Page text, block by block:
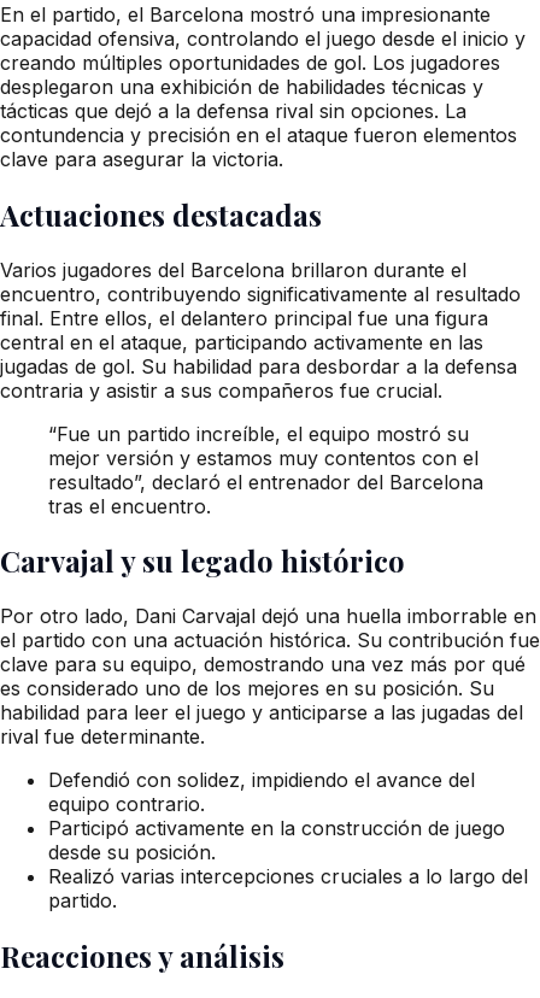
En el partido, el Barcelona mostró una impresionante
capacidad ofensiva, controlando el juego desde el inicio y
creando múltiples oportunidades de gol. Los jugadores
desplegaron una exhibición de habilidades técnicas y
tácticas que dejó a la defensa rival sin opciones. La
contundencia y precisión en el ataque fueron elementos
clave para asegurar la victoria.
Actuaciones destacadas
Varios jugadores del Barcelona brillaron durante el
encuentro, contribuyendo significativamente al resultado
final. Entre ellos, el delantero principal fue una figura
central en el ataque, participando activamente en las
jugadas de gol. Su habilidad para desbordar a la defensa
contraria y asistir a sus compañeros fue crucial.
“Fue un partido increíble, el equipo mostró su
mejor versión y estamos muy contentos con el
resultado”, declaró el entrenador del Barcelona
tras el encuentro.
Carvajal y su legado histórico
Por otro lado, Dani Carvajal dejó una huella imborrable en
el partido con una actuación histórica. Su contribución fue
clave para su equipo, demostrando una vez más por qué
es considerado uno de los mejores en su posición. Su
habilidad para leer el juego y anticiparse a las jugadas del
rival fue determinante.
Defendió con solidez, impidiendo el avance del
equipo contrario.
Participó activamente en la construcción de juego
desde su posición.
Realizó varias intercepciones cruciales a lo largo del
partido.
Reacciones y análisis